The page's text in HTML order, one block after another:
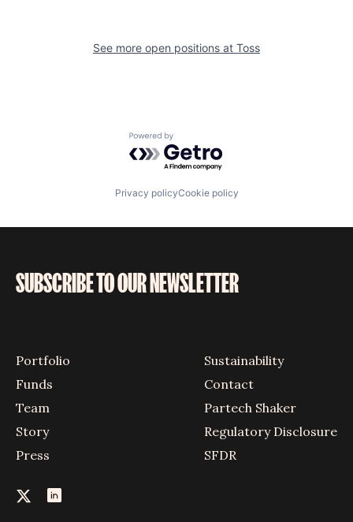
See more open positions at Toss
Powered by Getro.com
Privacy policyCookie policy
SUBSCRIBE TO OUR NEWSLETTER
Portfolio
Funds
Team
Story
Press
Sustainability
Contact
Partech Shaker
Regulatory Disclosure
SFDR